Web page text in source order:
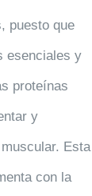
puesto que
esenciales y
proteínas
y
Esta
con la